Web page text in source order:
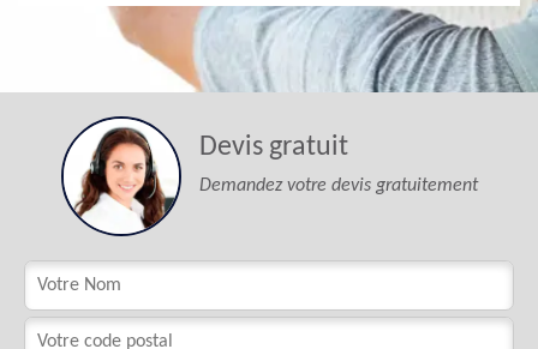
Devis gratuit
Demandez votre devis gratuitement